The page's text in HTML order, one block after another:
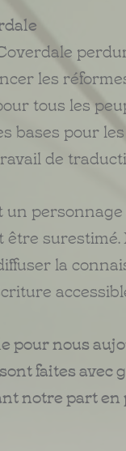
les
tous les
bases pour
de
un
la
pour nous
faites avec
notre part